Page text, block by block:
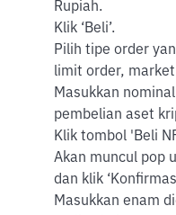
Rupiah.
Klik ‘Beli’.
Pilih tipe order
limit order,
Masukkan
pembelian aset
Klik tombol 'Beli
Akan muncul pop
dan klik
Masukkan enam